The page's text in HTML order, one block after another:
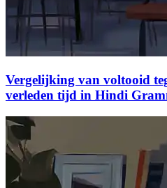
Vergelijking van voltooid
verleden tijd in Hindi